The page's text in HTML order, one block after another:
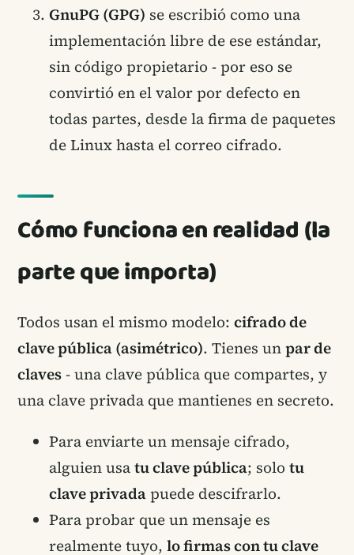
GnuPG (GPG) se escribió como una
implementación libre de ese estándar,
sin código propietario - por eso se
convirtió en el valor por defecto en
todas partes, desde la firma de paquetes
de Linux hasta el correo cifrado.
Cómo funciona en realidad (la
parte que importa)
Todos usan el mismo modelo: cifrado de
clave pública (asimétrico). Tienes unpar de
claves- una clave pública que compartes, y
una clave privada que mantienes en secreto.
Para enviarte un mensaje cifrado,
alguien usatu clave pública; solo tu
clave privadapuede descifrarlo.
Para probar que un mensaje es
realmente tuyo, lo firmas con tu clave